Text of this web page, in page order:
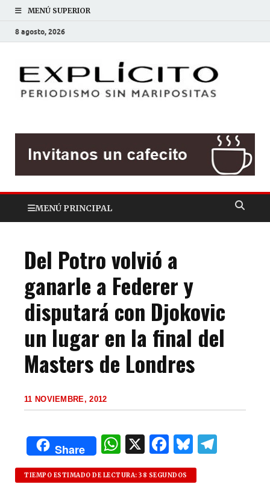
MENÚ SUPERIOR
8 agosto, 2026
MENÚ PRINCIPAL
Del Potro volvió a
ganarle a Federer y
disputará con Djokovic
un lugar en la final del
Masters de Londres
11 NOVIEMBRE, 2012
Share
W
h
at
X F
a
c
B
lu
es
TIEMPO ESTIMADO DE LECTURA: 38 SEGUNDOS